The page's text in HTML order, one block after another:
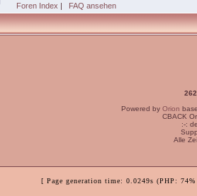
Foren Index | FAQ ansehen
Powered by Orion
CBACK
:-:
Alle
[ Page generation time: 0.0249s (PHP: